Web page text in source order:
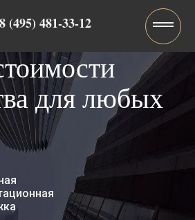
8 (495) 481-33-12‬‬
для любых